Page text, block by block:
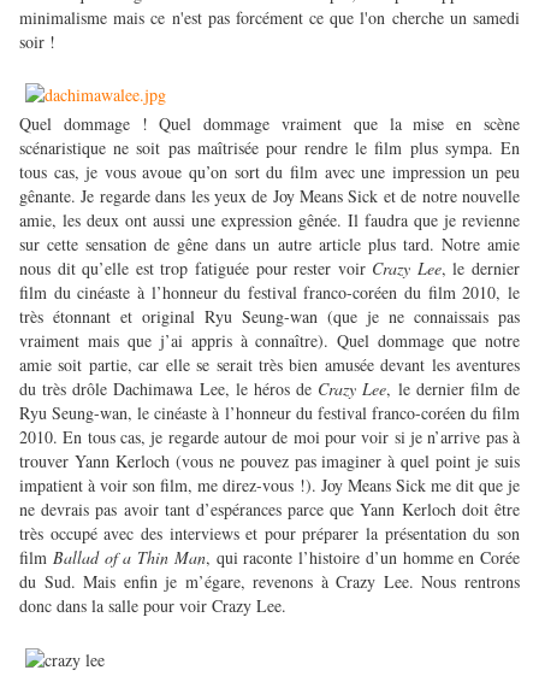
minimalisme mais ce n'est pas forcément ce que l'on cherche un samedi
soir !
Quel dommage ! Quel dommage vraiment que la mise en scène
scénaristique ne soit pas maîtrisée pour rendre le film plus sympa. En
tous cas, je vous avoue qu’on sort du film avec une impression un peu
gênante. Je regarde dans les yeux de Joy Means Sick et de notre nouvelle
amie, les deux ont aussi une expression gênée. Il faudra que je revienne
sur cette sensation de gêne dans un autre article plus tard. Notre amie
nous dit qu’elle est trop fatiguée pour rester voir Crazy Lee, le dernier
film du cinéaste à l’honneur du festival franco-coréen du film 2010, le
très étonnant et original Ryu Seung-wan (que je ne connaissais pas
vraiment mais que j’ai appris à connaître). Quel dommage que notre
amie soit partie, car elle se serait très bien amusée devant les aventures
du très drôle Dachimawa Lee, le héros de Crazy Lee, le dernier film de
Ryu Seung-wan, le cinéaste à l’honneur du festival franco-coréen du film
2010. En tous cas, je regarde autour de moi pour voir si je n’arrive pas à
trouver Yann Kerloch (vous ne pouvez pas imaginer à quel point je suis
impatient à voir son film, me direz-vous !). Joy Means Sick me dit que je
ne devrais pas avoir tant d’espérances parce que Yann Kerloch doit être
très occupé avec des interviews et pour préparer la présentation du son
film Ballad of a Thin Man, qui raconte l’histoire d’un homme en Corée
du Sud. Mais enfin je m’égare, revenons à Crazy Lee. Nous rentrons
donc dans la salle pour voir Crazy Lee.